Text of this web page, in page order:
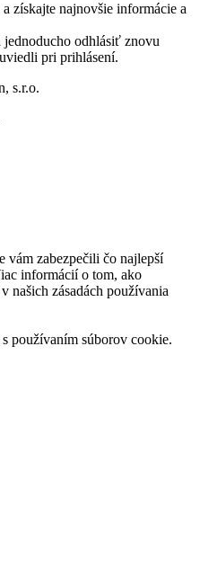
získajte najnovšie informácie a
jednoducho odhlásiť znovu
pri prihlásení.
s.r.o.
vám zabezpečili čo najlepší
informácií o tom, ako
našich zásadách používania
používaním súborov cookie.